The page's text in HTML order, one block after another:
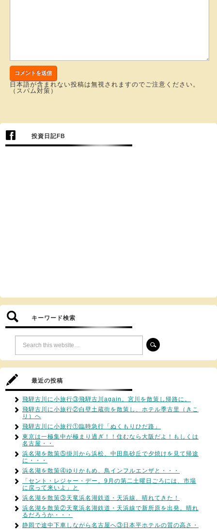
日本語が含まれない投稿は無視されますのでご注意ください。
（スパム対策）
投資日記FB
キーワード検索
最近の投稿
飛騨古川に小旅行③飛騨古川again。宮川を散策し帰路に。
飛騨古川に小旅行②白壁土蔵街を散策し、ホテル季古里（きこ
り）へ
飛騨古川に小旅行①臨時急行「ぬくもりひだ路」
東京は一極集中が極まり過ぎ！！住むなら大阪だよ！もしくは
名古屋・・
浜名湖を散策⑤掛川から浜松、中田島砂丘で夕焼けを見て帰途
に・・・
浜名湖を散策④ゆりかもめ、鳥インフルエンザと・・・
「セント・レジャー・デー。9月の第二土曜日ごろには、市場
に戻って来いよ」と
浜名湖を散策③天竜浜名湖鉄道・天浜線、晴れてきた！
浜名湖を散策②天竜浜名湖鉄道・天浜線で新所原を出発。晴れ
るだろうか・・・
静岡で途中下車しながら名古屋へ③日本平ホテルの質の高さ・